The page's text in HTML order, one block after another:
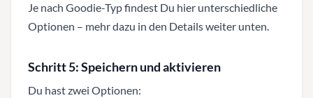
Je nach Goodie-Typ findest Du hier unterschiedliche
Optionen – mehr dazu in den Details weiter unten.
Schritt 5: Speichern und aktivieren
Du hast zwei Optionen: